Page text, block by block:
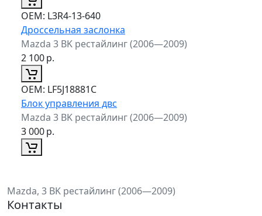
ОЕМ: L3R4-13-640
Дроссельная заслонка
Mazda 3 BK рестайлинг (2006—2009)
2 100р.
ОЕМ: LF5J18881C
Блок управления двс
Mazda 3 BK рестайлинг (2006—2009)
3 000р.
Mazda, 3 BK рестайлинг (2006—2009)
Контакты